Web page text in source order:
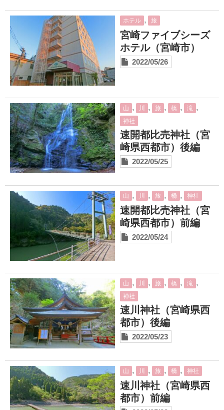
ホテル , 旅
宮崎ファイブシーズ
ホテル（宮崎市）
2022/05/26
山 , 川 , 旅 , 橋 , 滝 ,
神社
速開都比売神社（宮
崎県西都市）後編
2022/05/25
山 , 川 , 旅 , 橋 , 神社
速開都比売神社（宮
崎県西都市）前編
2022/05/24
山 , 川 , 旅 , 橋 , 滝 ,
神社
速川神社（宮崎県西
都市）後編
2022/05/23
山 , 川 , 旅 , 橋 , 神社
速川神社（宮崎県西
都市）前編